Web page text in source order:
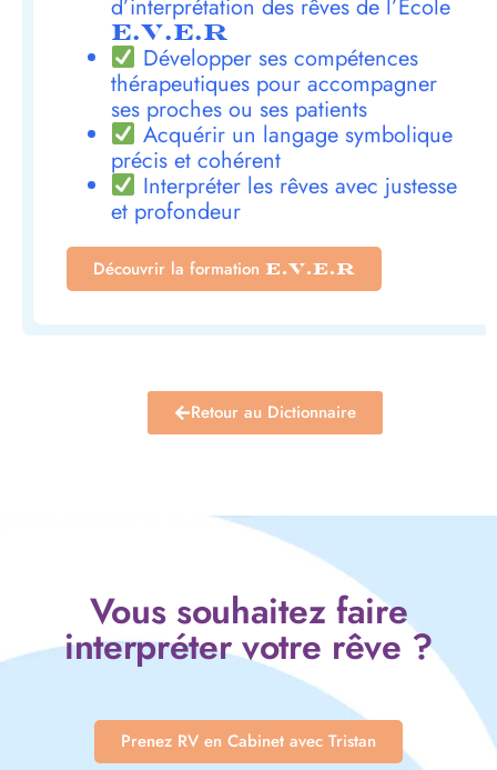
d’interprétation des rêves de l’École
E.V.E.R
Développer ses compétences
thérapeutiques pour accompagner
ses proches ou ses patients
Acquérir un langage symbolique
précis et cohérent
Interpréter les rêves avec justesse
et profondeur
Découvrir la formation E.V.E.R
Retour au Dictionnaire
Vous souhaitez faire
interpréter votre rêve ?
Prenez RV en Cabinet avec Tristan